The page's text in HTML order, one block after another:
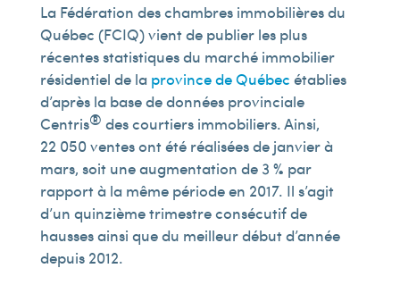
La Fédération des chambres immobilières du
Québec (FCIQ) vient de publier les plus
récentes statistiques du marché immobilier
résidentiel de la province de Québec établies
d’après la base de données provinciale
Centris® des courtiers immobiliers. Ainsi,
22 050 ventes ont été réalisées de janvier à
mars, soit une augmentation de 3 % par
rapport à la même période en 2017. Il s’agit
d’un quinzième trimestre consécutif de
hausses ainsi que du meilleur début d’année
depuis 2012.